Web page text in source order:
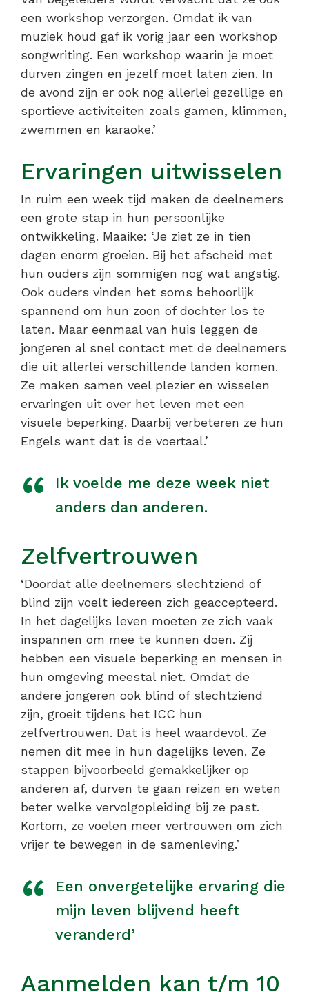
een workshop verzorgen. Omdat ik van
muziek houd gaf ik vorig jaar een workshop
songwriting. Een workshop waarin je moet
durven zingen en jezelf moet laten zien. In
de avond zijn er ook nog allerlei gezellige en
sportieve activiteiten zoals gamen, klimmen,
zwemmen en karaoke.’
Ervaringen uitwisselen
In ruim een week tijd maken de deelnemers
een grote stap in hun persoonlijke
ontwikkeling. Maaike: ‘Je ziet ze in tien
dagen enorm groeien. Bij het afscheid met
hun ouders zijn sommigen nog wat angstig.
Ook ouders vinden het soms behoorlijk
spannend om hun zoon of dochter los te
laten. Maar eenmaal van huis leggen de
jongeren al snel contact met de deelnemers
die uit allerlei verschillende landen komen.
Ze maken samen veel plezier en wisselen
ervaringen uit over het leven met een
visuele beperking. Daarbij verbeteren ze hun
Engels want dat is de voertaal.’
Ik voelde me deze week niet
anders dan anderen.
Zelfvertrouwen
‘Doordat alle deelnemers slechtziend of
blind zijn voelt iedereen zich geaccepteerd.
In het dagelijks leven moeten ze zich vaak
inspannen om mee te kunnen doen. Zij
hebben een visuele beperking en mensen in
hun omgeving meestal niet. Omdat de
andere jongeren ook blind of slechtziend
zijn, groeit tijdens het ICC hun
zelfvertrouwen. Dat is heel waardevol. Ze
nemen dit mee in hun dagelijks leven. Ze
stappen bijvoorbeeld gemakkelijker op
anderen af, durven te gaan reizen en weten
beter welke vervolgopleiding bij ze past.
Kortom, ze voelen meer vertrouwen om zich
vrijer te bewegen in de samenleving.’
Een onvergetelijke ervaring die
mijn leven blijvend heeft
veranderd’
Aanmelden kan t/m 10